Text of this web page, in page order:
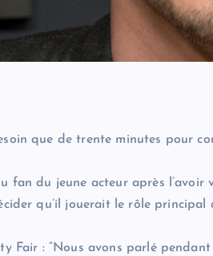
que de trente minutes pour
fan du jeune acteur après
qu’il jouerait le rôle principal
Fair : “Nous avons parlé